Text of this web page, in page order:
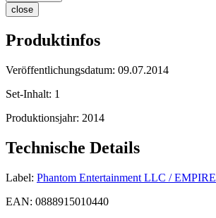
close
Produktinfos
Veröffentlichungsdatum: 09.07.2014
Set-Inhalt: 1
Produktionsjahr: 2014
Technische Details
Label: Phantom Entertainment LLC / EMPIRE
EAN: 0888915010440